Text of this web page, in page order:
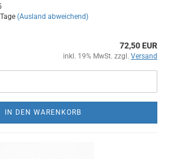
(Ausland abweichend)
72,50 EUR
inkl. 19% MwSt. zzgl. Versand
IN DEN WARENKORB